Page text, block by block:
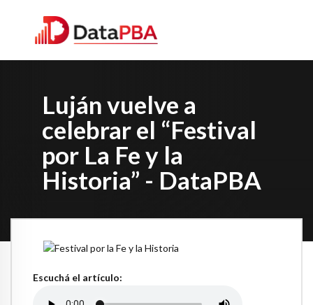
Luján vuelve a
celebrar el “Festival
por La Fe y la
Historia” - DataPBA
Escuchá el artículo: